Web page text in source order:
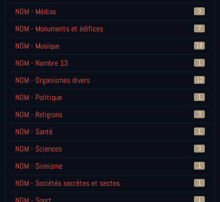
NOM - Médias 3
NOM - Monuments et édifices 7
NOM - Musique 18
NOM - Nombre 13 1
NOM - Organismes divers 12
NOM - Politique 1
NOM - Religions 3
NOM - Santé 1
NOM - Sciences 3
NOM - Sionisme 1
NOM - Sociétés secrètes et sectes 1
1